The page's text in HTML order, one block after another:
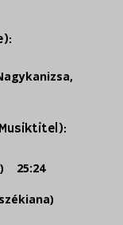
25:24